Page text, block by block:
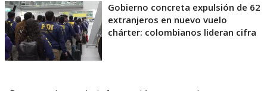
Gobierno concreta expulsión de 62
extranjeros en nuevo vuelo
chárter: colombianos lideran cifra